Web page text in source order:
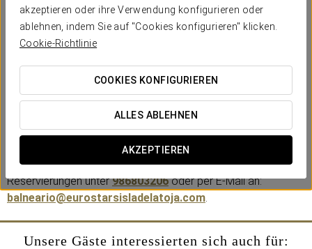
akzeptieren oder ihre Verwendung konfigurieren oder
ablehnen, indem Sie auf "Cookies konfigurieren" klicken.
Cookie-Richtlinie
COOKIES KONFIGURIEREN
ALLES ABLEHNEN
AKZEPTIEREN
23 €
Zutritt zum Thermalclub des
Eurostars Isla de la Toja
Der Thermal Club Isla de La Toja ist eine Oase der Gesundheit
und des Wohlbefindens für Körper und Geist. Der Rundgang
umfasst ein beheiztes Innenbecken mit Meerwasser,
Nackenduschen, Gegenstromanlage und Sprudelbetten. Die
maximale Sitzungsdauer beträgt 90 Minuten
Reservierungen unter986803206oder per E-Mail an:
balneario@eurostarsisladelatoja.com.
Unsere Gäste interessierten sich auch für: